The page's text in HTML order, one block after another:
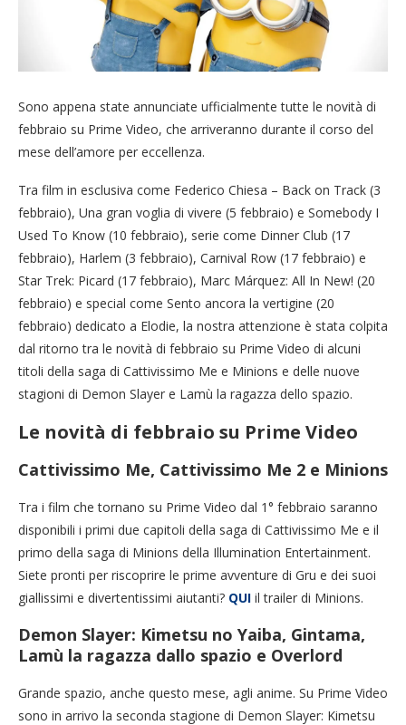
Sono appena state annunciate ufficialmente tutte le novità di
febbraio su Prime Video, che arriveranno durante il corso del
mese dell’amore per eccellenza.
Tra film in esclusiva come Federico Chiesa – Back on Track (3
febbraio), Una gran voglia di vivere (5 febbraio) e Somebody I
Used To Know (10 febbraio), serie come Dinner Club (17
febbraio), Harlem (3 febbraio), Carnival Row (17 febbraio) e
Star Trek: Picard (17 febbraio), Marc Márquez: All In New! (20
febbraio) e special come Sento ancora la vertigine (20
febbraio) dedicato a Elodie, la nostra attenzione è stata colpita
dal ritorno tra le novità di febbraio su Prime Video di alcuni
titoli della saga di Cattivissimo Me e Minions e delle nuove
stagioni di Demon Slayer e Lamù la ragazza dello spazio.
Le novità di febbraio su Prime Video
Cattivissimo Me, Cattivissimo Me 2 e Minions
Tra i film che tornano su Prime Video dal 1° febbraio saranno
disponibili i primi due capitoli della saga di Cattivissimo Me e il
primo della saga di Minions della Illumination Entertainment.
Siete pronti per riscoprire le prime avventure di Gru e dei suoi
giallissimi e divertentissimi aiutanti? QUI il trailer di Minions.
Demon Slayer: Kimetsu no Yaiba, Gintama,
Lamù la ragazza dallo spazio e Overlord
Grande spazio, anche questo mese, agli anime. Su Prime Video
sono in arrivo la seconda stagione di Demon Slayer: Kimetsu